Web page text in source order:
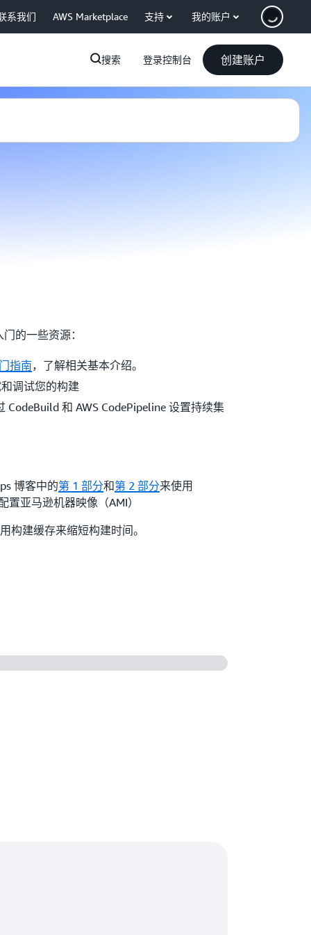
系我们 AWS Marketplace 支持 我的账户
搜索 登录控制台 创建账户
的一些资源：
指南，了解相关基本介绍。
调试您的构建
CodeBuild 和 AWS CodePipeline 设置持续集
博客中的第 1 部分和第 2 部分来使用
亚马逊机器映像（AMI）
构建缓存来缩短构建时间。